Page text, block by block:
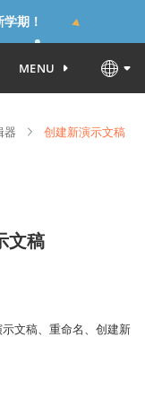
期！
MENU
器
创建新演示文稿
文稿
文稿、重命名、创建新